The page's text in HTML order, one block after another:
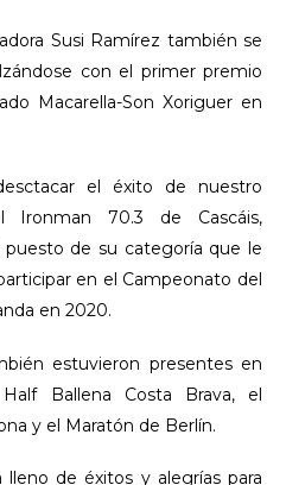
Susi Ramírez también se
con el primer premio
Macarella-Son Xoriguer en
el éxito de nuestro
70.3 de Cascáis,
puesto de su categoría que le
en el Campeonato del
en 2020.
estuvieron presentes en
Ballena Costa Brava, el
y el Maratón de Berlín.
de éxitos y alegrías para